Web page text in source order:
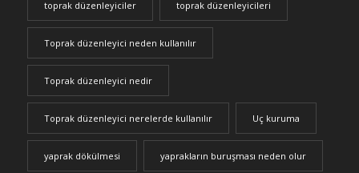
toprak düzenleyiciler toprak düzenleyicileri
Toprak düzenleyici neden kullanılır
Toprak düzenleyici nedir
Toprak düzenleyici nerelerde kullanılır Uç kuruma
yaprak dökülmesi yaprakların buruşması neden olur